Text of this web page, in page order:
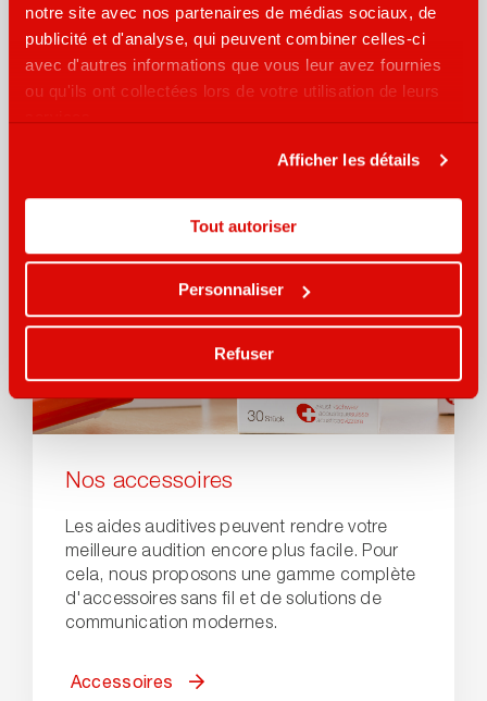
notre site avec nos partenaires de médias sociaux, de
publicité et d'analyse, qui peuvent combiner celles-ci
avec d'autres informations que vous leur avez fournies
ou qu'ils ont collectées lors de votre utilisation de leurs
Afficher les détails
Tout autoriser
Personnaliser
Refuser
Toujours à l’affût des dernières nouveautés,
nous mettons à votre disposition une vaste
sélection de modèles.
Nos accessoires
Les aides auditives peuvent rendre votre
meilleure audition encore plus facile. Pour
cela, nous proposons une gamme complète
d'accessoires sans fil et de solutions de
communication modernes.
Accessoires